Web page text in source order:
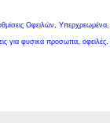
Οφειλών, Υπερχρεωμένα,
για φυσικα προσωπα, οφειλές,